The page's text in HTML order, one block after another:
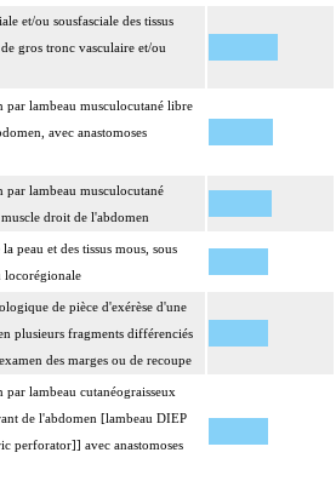
et/ou sousfasciale des tissus
gros tronc vasculaire et/ou
par lambeau musculocutané libre
avec anastomoses
par lambeau musculocutané
droit de l'abdomen
peau et des tissus mous, sous
locorégionale
de pièce d'exérèse d'une
plusieurs fragments différenciés
des marges ou de recoupe
par lambeau cutanéograisseux
de l'abdomen [lambeau DIEP
perforator]] avec anastomoses